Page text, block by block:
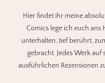
Hier findet ihr meine
Comics lege ich euch ans
unterhalten, tief berührt,
gebracht. Jedes Werk
ausführlichen Rezensionen